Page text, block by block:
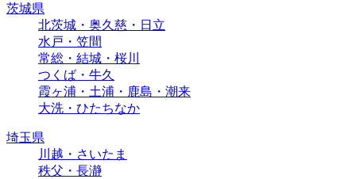
茨城県
北茨城・奥久慈・日立
水戸・笠間
常総・結城・桜川
つくば・牛久
霞ヶ浦・土浦・鹿島・潮来
大洗・ひたちなか
埼玉県
川越・さいたま
秩父・長瀞